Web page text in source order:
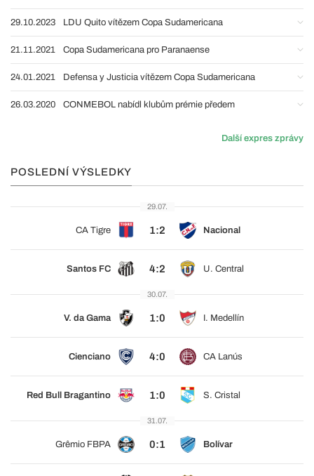
29.10.2023 LDU Quito vítězem Copa Sudamericana
21.11.2021 Copa Sudamericana pro Paranaense
24.01.2021 Defensa y Justicia vítězem Copa Sudamericana
26.03.2020 CONMEBOL nabídl klubům prémie předem
Další expres zprávy
POSLEDNÍ VÝSLEDKY
29.07.
CA Tigre 1:2 Nacional
Santos FC 4:2 U. Central
30.07.
V. da Gama 1:0 I. Medellín
Cienciano 4:0 CA Lanús
Red Bull Bragantino 1:0 S. Cristal
31.07.
Grêmio FBPA 0:1 Bolívar